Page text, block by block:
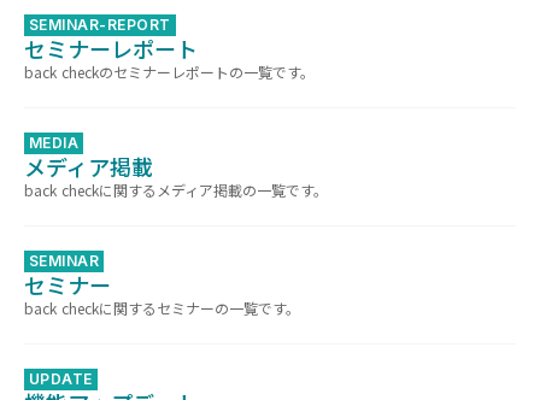
SEMINAR-REPORT
セミナーレポート
back checkのセミナーレポートの一覧です。
MEDIA
メディア掲載
back checkに関するメディア掲載の一覧です。
SEMINAR
セミナー
back checkに関するセミナーの一覧です。
UPDATE